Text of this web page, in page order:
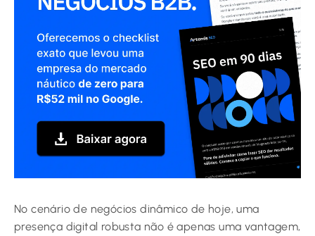
No cenário de negócios dinâmico de hoje, uma
presença digital robusta não é apenas uma vantagem,